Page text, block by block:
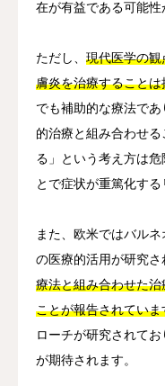
在が有益である可能性
ただし、 現代医学の
膚炎を治療すること
でも補助的な療法で
的治療と組み合わせ
る」という考え方は
とで症状が重篤化する
また、欧米ではバル
の医療的活用が研究さ
療法と組み合わせた
ことが報告されていま
ローチが研究されて
が期待されます。